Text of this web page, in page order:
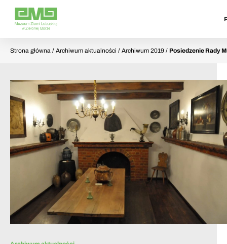
Strona główna / Archiwum aktualności / Archiwum 2019 / Posiedzenie Rady